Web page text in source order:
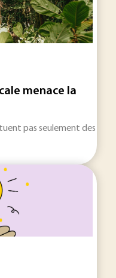
menace la
pas seulement des